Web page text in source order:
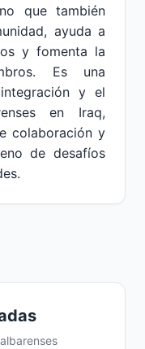
que también
ayuda a
y fomenta la
Es una
y el
en Iraq,
colaboración y
de desafíos